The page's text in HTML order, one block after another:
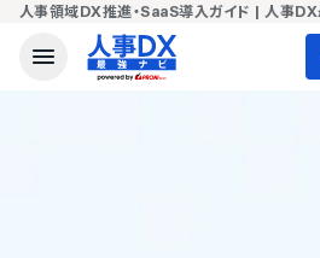
人事領域DX推進・SaaS導入ガイド | 人事